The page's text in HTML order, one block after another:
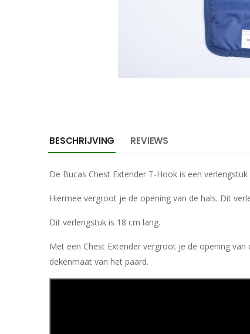
BESCHRIJVING REVIEWS
De Bucas Chest Extender T-Hook is een
Hiermee vergroot je de opening van de hals. Dit
Dit verlengstuk is 18 cm lang.
Met een Chest Extender vergroot je de opening
dekenmaat van het paard.